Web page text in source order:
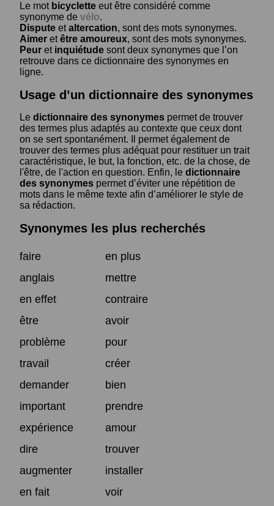
Le mot bicyclette eut être considéré comme
synonyme de vélo.
Dispute etaltercation, sont des mots synonymes.
Aimer etêtre amoureux, sont des mots synonymes.
Peur et inquiétude sont deux synonymes que l’on
retrouve dans ce dictionnaire des synonymes en
ligne.
Usage d’un dictionnaire des synonymes
Le dictionnaire des synonymes permet de trouver
des termes plus adaptés au contexte que ceux dont
on se sert spontanément. Il permet également de
trouver des termes plus adéquat pour restituer un trait
caractéristique, le but, la fonction, etc. de la chose, de
l'être, de l'action en question. Enfin, le dictionnaire
des synonymes permet d’éviter une répétition de
mots dans le même texte afin d’améliorer le style de
sa rédaction.
Synonymes les plus recherchés
faire
en plus
anglais
mettre
en effet
contraire
être
avoir
problème
pour
travail
créer
demander
bien
important
prendre
expérience
amour
dire
trouver
augmenter
installer
en fait
voir